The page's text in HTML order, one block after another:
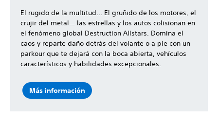
El rugido de la multitud... El gruñido de los motores, el
crujir del metal... las estrellas y los autos colisionan en
el fenómeno global Destruction Allstars. Domina el
caos y reparte daño detrás del volante o a pie con un
parkour que te dejará con la boca abierta, vehículos
característicos y habilidades excepcionales.
Más información